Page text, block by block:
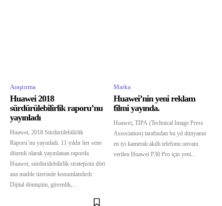
Araştırma
Huawei 2018
sürdürülebilirlik raporu’nu
yayınladı
Huawei, 2018 Sürdürülebilirlik
Raporu’nu yayınladı. 11 yıldır her sene
düzenli olarak yayınlanan raporda
Huawei, sürdürülebilirlik stratejisini dört
ana madde üzerinde konumlandırdı:
Dijital dönüşüm, güvenlik,...
Marka
Huawei’nin yeni reklam
filmi yayında.
Huawei, TIPA (Technical Image Press
Association) tarafından bu yıl dünyanın
en iyi kameralı akıllı telefonu unvanı
verilen Huawei P30 Pro için yeni...